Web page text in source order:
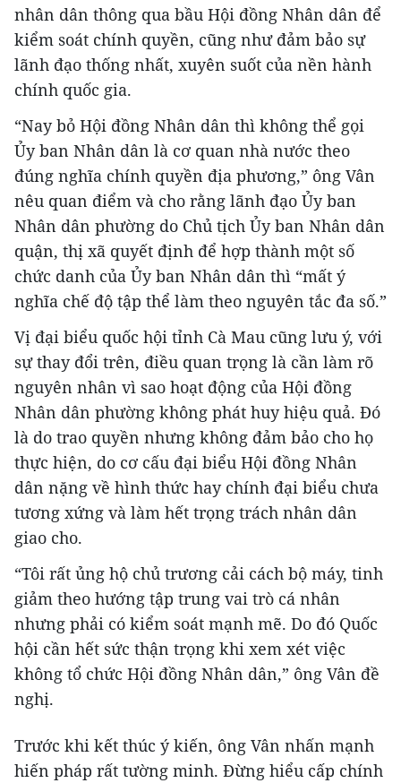
nhân dân thông qua bầu Hội đồng Nhân dân để
kiểm soát chính quyền, cũng như đảm bảo sự
lãnh đạo thống nhất, xuyên suốt của nền hành
chính quốc gia.
“Nay bỏ Hội đồng Nhân dân thì không thể gọi
Ủy ban Nhân dân là cơ quan nhà nước theo
đúng nghĩa chính quyền địa phương,” ông Vân
nêu quan điểm và cho rằng lãnh đạo Ủy ban
Nhân dân phường do Chủ tịch Ủy ban Nhân dân
quận, thị xã quyết định để hợp thành một số
chức danh của Ủy ban Nhân dân thì “mất ý
nghĩa chế độ tập thể làm theo nguyên tắc đa số.”
Vị đại biểu quốc hội tỉnh Cà Mau cũng lưu ý, với
sự thay đổi trên, điều quan trọng là cần làm rõ
nguyên nhân vì sao hoạt động của Hội đồng
Nhân dân phường không phát huy hiệu quả. Đó
là do trao quyền nhưng không đảm bảo cho họ
thực hiện, do cơ cấu đại biểu Hội đồng Nhân
dân nặng về hình thức hay chính đại biểu chưa
tương xứng và làm hết trọng trách nhân dân
giao cho.
“Tôi rất ủng hộ chủ trương cải cách bộ máy, tinh
giảm theo hướng tập trung vai trò cá nhân
nhưng phải có kiểm soát mạnh mẽ. Do đó Quốc
hội cần hết sức thận trọng khi xem xét việc
không tổ chức Hội đồng Nhân dân,” ông Vân đề
nghị.
Trước khi kết thúc ý kiến, ông Vân nhấn mạnh
hiến pháp rất tường minh. Đừng hiểu cấp chính